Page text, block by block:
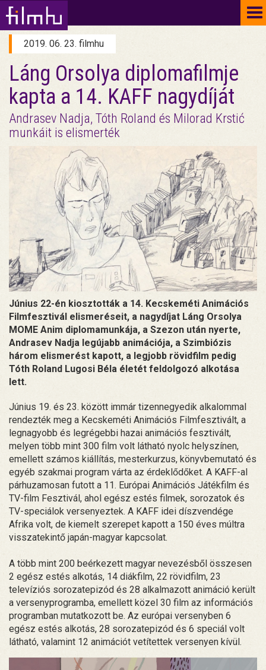
2019. 06. 23. filmhu
Láng Orsolya diplomafilmje
kapta a 14. KAFF nagydíját
Andrasev Nadja, Tóth Roland és Milorad Krstić
munkáit is elismerték
Június 22-én kiosztották a 14. Kecskeméti Animációs
Filmfesztivál elismeréseit, a nagydíjat Láng Orsolya
MOME Anim diplomamunkája, a Szezon után nyerte,
Andrasev Nadja legújabb animációja, a Szimbiózis
három elismerést kapott, a legjobb rövidfilm pedig
Tóth Roland Lugosi Béla életét feldolgozó alkotása
lett.
Június 19. és 23. között immár tizennegyedik alkalommal
rendezték meg a Kecskeméti Animációs Filmfesztivált, a
legnagyobb és legrégebbi hazai animációs fesztivált,
melyen több mint 300 film volt látható nyolc helyszínen,
emellett számos kiállítás, mesterkurzus, könyvbemutató és
egyéb szakmai program várta az érdeklődőket. A KAFF-al
párhuzamosan futott a 11. Európai Animációs Játékfilm és
TV-film Fesztivál, ahol egész estés filmek, sorozatok és
TV-speciálok versenyeztek. A KAFF idei díszvendége
Afrika volt, de kiemelt szerepet kapott a 150 éves múltra
visszatekintő japán-magyar kapcsolat.
A több mint 200 beérkezett magyar nevezésből összesen
2 egész estés alkotás, 14 diákfilm, 22 rövidfilm, 23
televíziós sorozatepizód és 28 alkalmazott animáció került
a versenyprogramba, emellett közel 30 film az információs
programban mutatkozott be. Az európai versenyben 6
egész estés alkotás, 28 sorozatepizód és 6 speciál volt
látható, valamint 12 animációt vetítettek versenyen kívül.